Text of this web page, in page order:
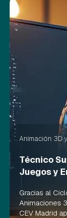
Animación 3D
Técnico
Juegos y
Gracias al
Animaciones
CEV Madrid